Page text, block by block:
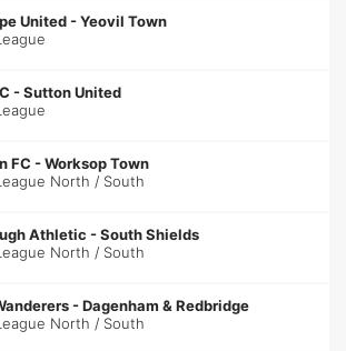
United -Yeovil Town
-Sutton United
FC -Worksop Town
North / South
Athletic -South Shields
North / South
-Dagenham & Redbridge
North / South